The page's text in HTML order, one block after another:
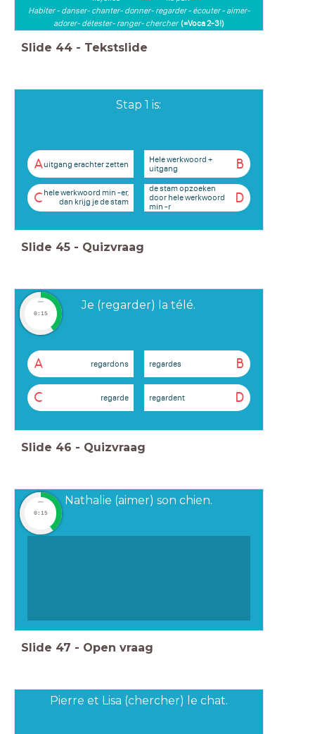
Habiter - danser- chanter- donner- regarder - écouter - aimer-
adorer- détester- ranger- chercher (=Voca 2-3!)
Slide 44 - Tekstslide
Stap 1 is:
Auitgang erachter zetten B
Hele werkwoord +
uitgang
C hele werkwoord min -er,
dan krijg je de stam
D
de stam opzoeken
door hele werkwoord
min -r
Slide 45 - Quizvraag
Je (regarder) la télé.
timer
0:15
A regardons B
regardes
C regarde D
regardent
Slide 46 - Quizvraag
Nathalie (aimer) son chien.
timer
0:15
Slide 47 - Open vraag
Pierre et Lisa (chercher) le chat.